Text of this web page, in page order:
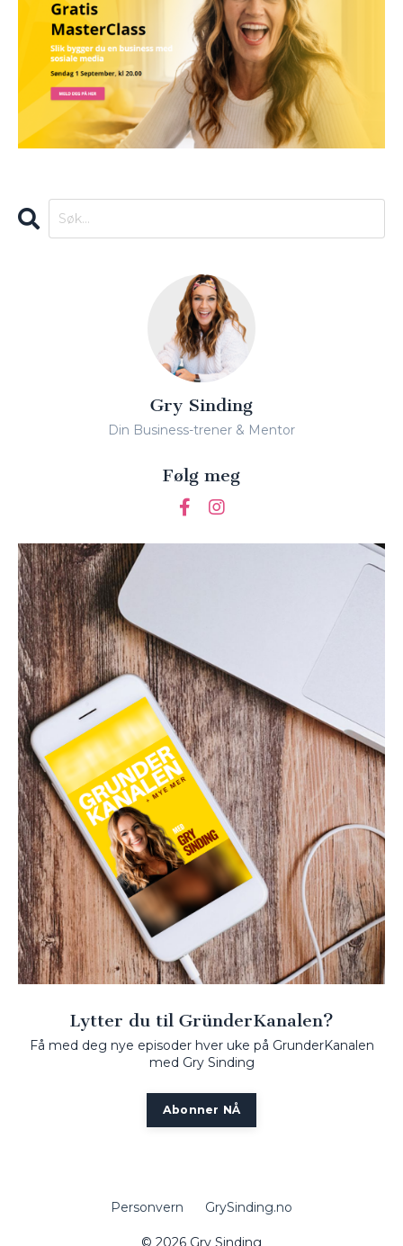
Gry Sinding
Din Business-trener & Mentor
Følg meg
Lytter du til GründerKanalen?
Få med deg nye episoder hver uke på GrunderKanalen
med Gry Sinding
Abonner NÅ
Personvern GrySinding.no
© 2026 Gry Sinding